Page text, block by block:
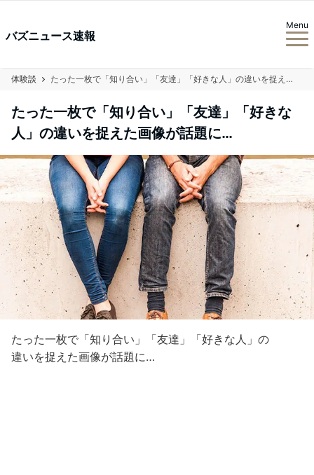
バズニュース速報
Menu
体験談 たった一枚で「知り合い」「友達」「好きな人」の違いを捉えた画像が話題に…
たった一枚で「知り合い」「友達」「好きな
人」の違いを捉えた画像が話題に…
たった一枚で「知り合い」「友達」「好きな人」の
違いを捉えた画像が話題に…